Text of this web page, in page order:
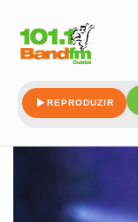
REPRODUZIR